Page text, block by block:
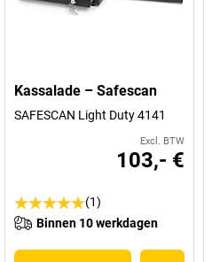
Kassalade – Safescan
SAFESCAN Light Duty 4141
Excl. BTW
103,- €
(1)
Binnen 10 werkdagen